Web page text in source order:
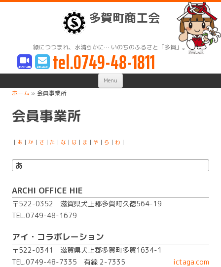
多賀町商工会
緑につつまれ、水清らかに… いのちのふるさと「多賀」。
tel.0749-48-1811
Menu Skip
content
ホーム » 会員事業所
会員事業所
｜ あ ｜ か ｜ さ ｜ た ｜ な ｜ は ｜ ま ｜ や ｜ ら ｜ わ ｜
あ
ARCHI OFFICE HIE
〒522-0352 滋賀県犬上郡多賀町久徳564-19
TEL.0749-48-1679
アイ・コラボレーション
〒522-0341 滋賀県犬上郡多賀町多賀1634-1
TEL.0749-48-7335
有線 2-7335 ictaga.com